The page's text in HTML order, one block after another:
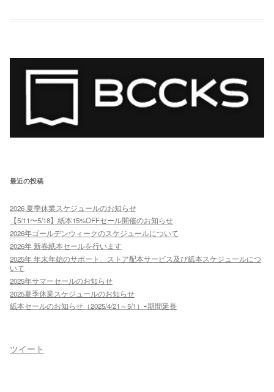
最近の投稿
2026 夏季休業スケジュールのお知らせ
【5/11〜5/18】紙本15%OFFセール開催のお知らせ
2026年ゴールデンウィークのスケジュールについて
2026年 新春紙本セールを行います
2025年 年末年始のサポート、ストア配本サービス及び紙本スケジュールにつ
いて
2025年サマーセールのお知らせ
2025夏季休業スケジュールのお知らせ
紙本セールのお知らせ（2025/4/21～5/1）⇨期間延長
ツイート